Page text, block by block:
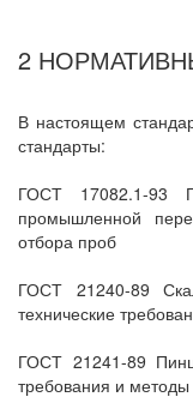
2
В настоящем
стандарты:
ГОСТ 17082.1-93
промышленной
отбора проб
ГОСТ 21240-89
технические
ГОСТ 21241-89
требования и